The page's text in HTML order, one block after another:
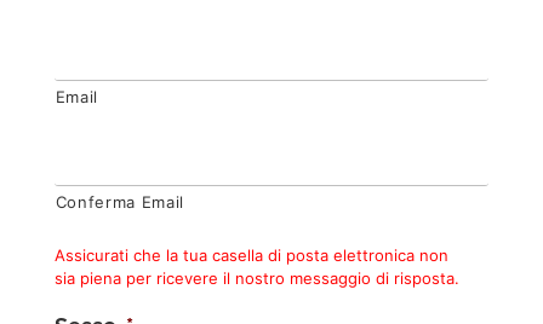
Email
Conferma Email
Assicurati che la tua casella di posta elettronica non
sia piena per ricevere il nostro messaggio di risposta.